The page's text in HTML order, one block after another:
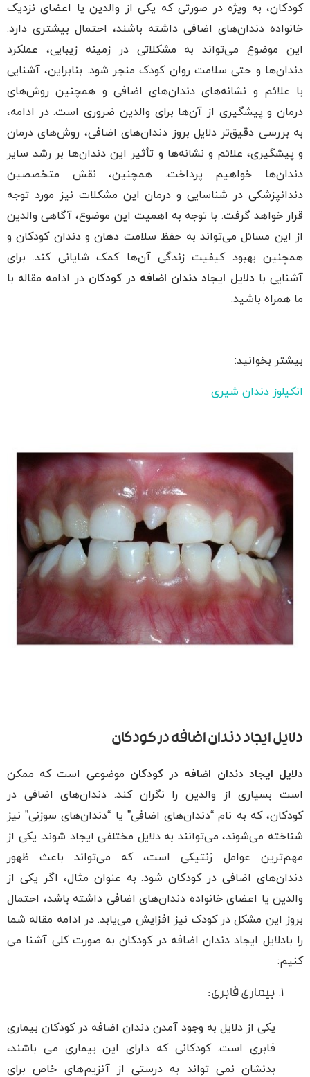
کودکان، به ویژه در صورتی که یکی از والدین یا اعضای نزدیک
خانواده دندان‌های اضافی داشته باشند، احتمال بیشتری دارد.
این موضوع می‌تواند به مشکلاتی در زمینه زیبایی، عملکرد
دندان‌ها و حتی سلامت روان کودک منجر شود. بنابراین، آشنایی
با علائم و نشانه‌های دندان‌های اضافی و همچنین روش‌های
درمان و پیشگیری از آن‌ها برای والدین ضروری است. در ادامه،
به بررسی دقیق‌تر دلایل بروز دندان‌های اضافی، روش‌های درمان
و پیشگیری، علائم و نشانه‌ها و تأثیر این دندان‌ها بر رشد سایر
دندان‌ها خواهیم پرداخت. همچنین، نقش متخصصین
دندانپزشکی در شناسایی و درمان این مشکلات نیز مورد توجه
قرار خواهد گرفت. با توجه به اهمیت این موضوع، آگاهی والدین
از این مسائل می‌تواند به حفظ سلامت دهان و دندان کودکان و
همچنین بهبود کیفیت زندگی آن‌ها کمک شایانی کند. برای
آشنایی با دلایل ایجاد دندان اضافه در کودکان در ادامه مقاله با
ما همراه باشید.
بیشتر بخوانید:
انکیلوز دندان شیری
دلایل ایجاد دندان اضافه در کودکان
دلایل ایجاد دندان اضافه در کودکان موضوعی است که ممکن
است بسیاری از والدین را نگران کند. دندان‌های اضافی در
کودکان، که به نام “دندان‌های اضافی” یا “دندان‌های سوزنی” نیز
شناخته می‌شوند، می‌توانند به دلایل مختلفی ایجاد شوند. یکی از
مهم‌ترین عوامل ژنتیکی است، که می‌تواند باعث ظهور
دندان‌های اضافی در کودکان شود. به عنوان مثال، اگر یکی از
والدین یا اعضای خانواده دندان‌های اضافی داشته باشد، احتمال
بروز این مشکل در کودک نیز افزایش می‌یابد. در ادامه مقاله شما
را بادلایل ایجاد دندان اضافه در کودکان به صورت کلی آشنا می
کنیم:
بیماری فابری:
یکی از دلایل به وجود آمدن دندان اضافه در کودکان بیماری
فابری است. کودکانی که دارای این بیماری می باشند،
بدنشان نمی تواند به درستی از آنزیم‌های خاص برای